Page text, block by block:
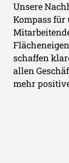
Unsere
Kompass
schaffen
allen
mehr